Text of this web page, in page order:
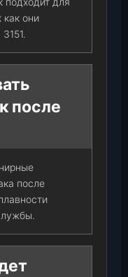
как они
после
после